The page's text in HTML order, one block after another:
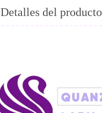
Detalles del producto